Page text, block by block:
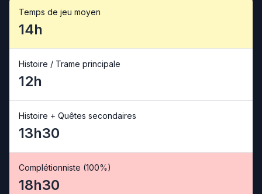
Temps de jeu moyen
14h
Histoire / Trame principale
12h
Histoire + Quêtes secondaires
13h30
Complétionniste (100%)
18h30